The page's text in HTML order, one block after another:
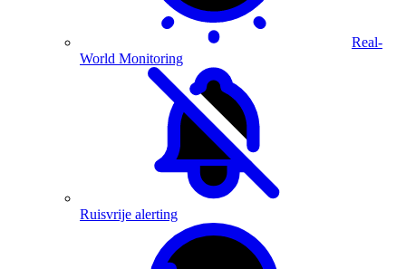
Real-
World Monitoring
Ruisvrije alerting